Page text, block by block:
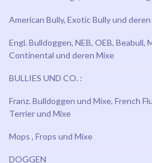
American Bully, Exotic Bully und
Engl. Bulldoggen, NEB, OEB, Beabull,
Continental und deren Mixe
BULLIES UND CO. :
Franz. Bulldoggen und Mixe, French
Terrier und Mixe
Mops , Frops und Mixe
DOGGEN